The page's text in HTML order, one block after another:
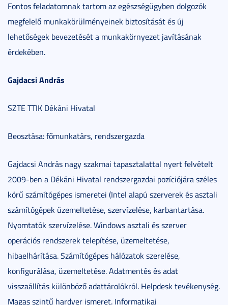
Fontos feladatomnak tartom az egészségügyben dolgozók
megfelelő munkakörülményeinek biztosítását és új
lehetőségek bevezetését a munkakörnyezet javításának
érdekében.
Gajdacsi András
SZTE TTIK Dékáni Hivatal
Beosztása: főmunkatárs, rendszergazda
Gajdacsi András nagy szakmai tapasztalattal nyert felvételt
2009-ben a Dékáni Hivatal rendszergazdai pozíciójára széles
körű számítógépes ismeretei (Intel alapú szerverek és asztali
számítógépek üzemeltetése, szervízelése, karbantartása.
Nyomtatók szervízelése. Windows asztali és szerver
operációs rendszerek telepítése, üzemeltetése,
hibaelhárítása. Számítógépes hálózatok szerelése,
konfigurálása, üzemeltetése. Adatmentés és adat
visszaállítás különböző adattárolókról. Helpdesk tevékenység.
Magas szintű hardver ismeret. Informatikai